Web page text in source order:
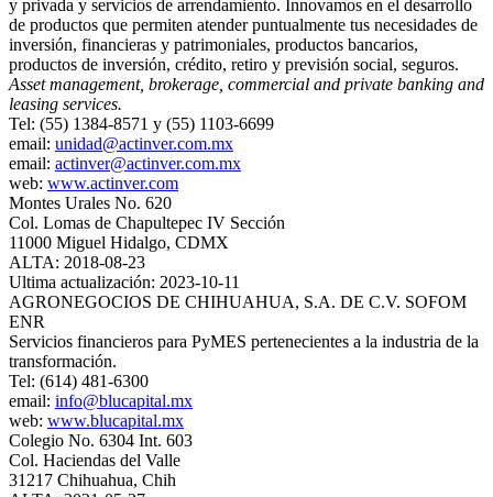
y privada y servicios de arrendamiento. Innovamos en el desarrollo
de productos que permiten atender puntualmente tus necesidades de
inversión, financieras y patrimoniales, productos bancarios,
productos de inversión, crédito, retiro y previsión social, seguros.
Asset management, brokerage, commercial and private banking and
leasing services.
Tel: (55) 1384-8571 y (55) 1103-6699
email: unidad@actinver.com.mx
email: actinver@actinver.com.mx
web: www.actinver.com
Montes Urales No. 620
Col. Lomas de Chapultepec IV Sección
11000 Miguel Hidalgo, CDMX
ALTA: 2018-08-23
Ultima actualización: 2023-10-11
AGRONEGOCIOS DE CHIHUAHUA, S.A. DE C.V. SOFOM
ENR
Servicios financieros para PyMES pertenecientes a la industria de la
transformación.
Tel: (614) 481-6300
email: info@blucapital.mx
web: www.blucapital.mx
Colegio No. 6304 Int. 603
Col. Haciendas del Valle
31217 Chihuahua, Chih